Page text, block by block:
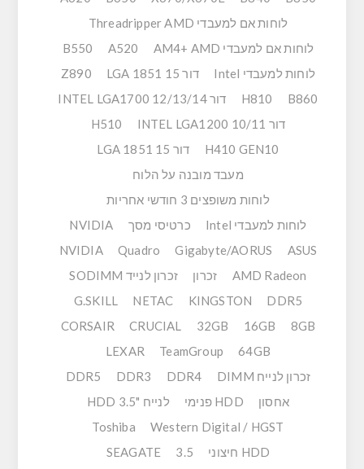
לוחות אם למעבדי Threadripper AMD
לוחות אם למעבדי AM4+ AMD
A520
B550
לוחות למעבדי Intel
דור 15 LGA 1851
Z890
B860
H810
דור 12/13/14 INTEL LGA1700
דור 10/11 INTEL LGA1200
H510
H410 GEN10
דור 15 LGA 1851
מעבד מובנה על הלוח
לוחות משופצים 3 חודשי אחריות
לוחות למעבדי Intel
כרטיסי מסך
NVIDIA
ASUS
Gigabyte/AORUS
Quadro
NVIDIA
AMD Radeon
זכרון
זכרון לנייד SODIMM
DDR5
KINGSTON
NETAC
G.SKILL
8GB
16GB
32GB
CRUCIAL
CORSAIR
64GB
TeamGroup
LEXAR
זכרון לנייח DIMM
DDR4
DDR3
DDR5
אחסון
HDD פנימי
לנייח "HDD 3.5
Western Digital / HGST
Toshiba
HDD חיצוני
3.5
SEAGATE